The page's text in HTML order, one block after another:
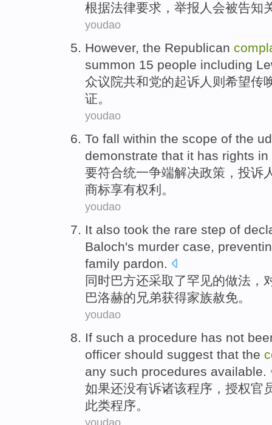
根据法律要求， 举报人 会被告知
youdao
However, the Republican
summon 15 people including
众议院共和党的起诉人 则 希望传
证。
youdao
To fall within the scope of the
demonstrate that it has rights in
要符合统一争端解决政策， 投诉
商标享有权利。
youdao
It also took the rare step of
Baloch's murder case,
family pardon.
同时巴方还采取了罕见的做法，
巴洛赫的 兄弟获得家族赦免。
youdao
If such a procedure has not
officer should suggest that the
any such procedures available
如果还没有诉诸该程序 ， 授权官
此类程序 。
youdao